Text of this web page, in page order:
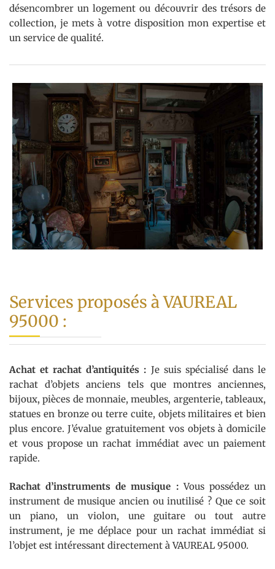
désencombrer un logement ou découvrir des trésors de
collection, je mets à votre disposition mon expertise et
un service de qualité.
Services proposés à VAUREAL
95000 :
Achat et rachat d’antiquités : Je suis spécialisé dans le
rachat d’objets anciens tels que montres anciennes,
bijoux, pièces de monnaie, meubles, argenterie, tableaux,
statues en bronze ou terre cuite, objets militaires et bien
plus encore. J’évalue gratuitement vos objets à domicile
et vous propose un rachat immédiat avec un paiement
rapide.
Rachat d’instruments de musique :Vous possédez un
instrument de musique ancien ou inutilisé ? Que ce soit
un piano, un violon, une guitare ou tout autre
instrument, je me déplace pour un rachat immédiat si
l’objet est intéressant directement à VAUREAL 95000.